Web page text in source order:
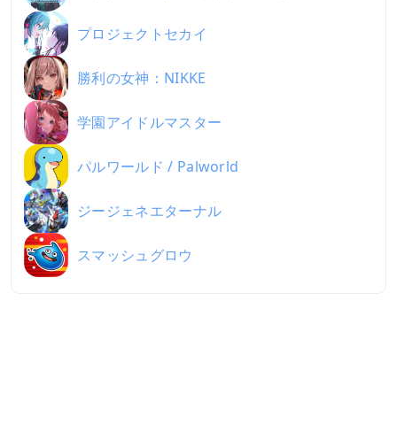
プロジェクトセカイ
勝利の女神：NIKKE
学園アイドルマスター
パルワールド / Palworld
ジージェネエターナル
スマッシュグロウ